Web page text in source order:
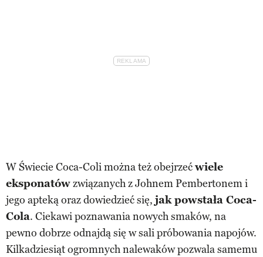
W Świecie Coca-Coli można też obejrzećwiele
eksponatówzwiązanych z Johnem Pembertonem i
jego apteką oraz dowiedzieć się, jak powstała Coca-
Cola. Ciekawi poznawania nowych smaków, na
pewno dobrze odnajdą się w sali próbowania napojów.
Kilkadziesiąt ogromnych nalewaków pozwala samemu